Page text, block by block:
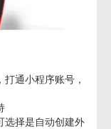
通小程序账号，
选择是自动创建外